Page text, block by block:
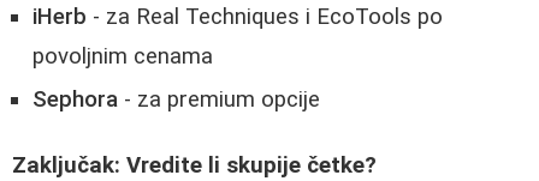
iHerb - za Real Techniques i EcoTools po
povoljnim cenama
Sephora - za premium opcije
Zaključak: Vredite li skupije četke?